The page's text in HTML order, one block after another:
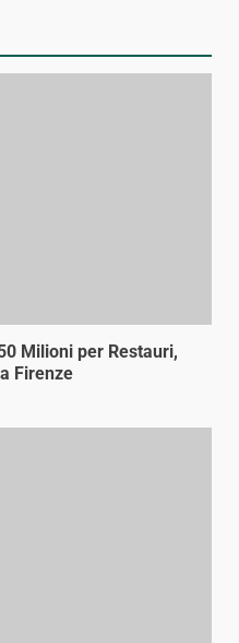
Milioni per Restauri,
Firenze